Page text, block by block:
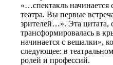
«…спектакль начинается
театра. Вы первые
зрителей…». Эта цитата,
трансформировалась в
начинается с вешалки»,
следующее: в
ролей и профессий.